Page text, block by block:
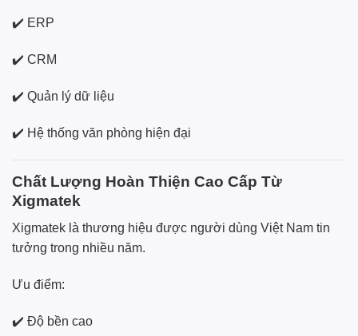
✔️ ERP
✔️ CRM
✔️ Quản lý dữ liệu
✔️ Hệ thống văn phòng hiện đại
Chất Lượng Hoàn Thiện Cao Cấp Từ
Xigmatek
Xigmatek là thương hiệu được người dùng Việt Nam tin
tưởng trong nhiều năm.
Ưu điểm:
✔️ Độ bền cao